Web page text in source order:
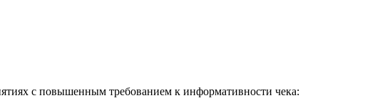
с повышенным требованием к информативности чека: